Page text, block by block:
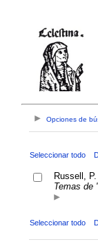
Opciones de
Seleccionar todo
Russell,
Temas de
Seleccionar todo